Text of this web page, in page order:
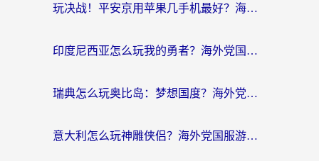
玩决战！平安京用苹果几手机最好？海外党必看的设备+加速器双攻略
印度尼西亚怎么玩我的勇者？海外党国服游戏加速避坑指南（附实况五行师解决方案）
瑞典怎么玩奥比岛：梦想国度？海外党亲测有效的国服游戏加速全攻略
意大利怎么玩神雕侠侣？海外党国服游戏加速终极指南（附欧洲玩王者王国保卫战4不卡技巧）